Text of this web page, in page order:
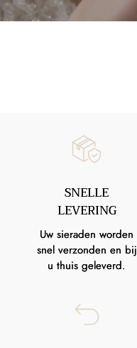
SNELLE
LEVERING
Uw sieraden worden
snel verzonden en bij
u thuis geleverd.